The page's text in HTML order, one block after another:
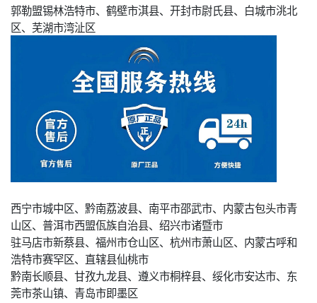
郭勒盟锡林浩特市、鹤壁市淇县、开封市尉氏县、白城市洮北
区、芜湖市湾沚区
西宁市城中区、黔南荔波县、南平市邵武市、内蒙古包头市青
山区、普洱市西盟佤族自治县、绍兴市诸暨市
驻马店市新蔡县、福州市仓山区、杭州市萧山区、内蒙古呼和
浩特市赛罕区、直辖县仙桃市
黔南长顺县、甘孜九龙县、遵义市桐梓县、绥化市安达市、东
莞市茶山镇、青岛市即墨区